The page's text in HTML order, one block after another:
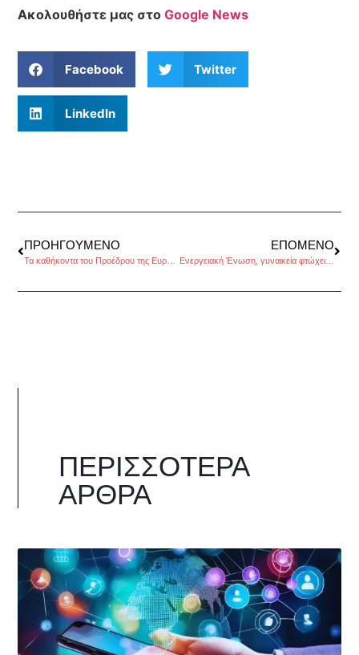
Ακολουθήστε μας στοGoogle News
Facebook Twitter
LinkedIn
ΠΡΟΗΓΟΎΜΕΝΟ ΕΠΌΜΕΝΟ
Ενεργειακή Ένωση, γυναικεία φτώχεια, Ψηφιακή Ενιαία Αγορά στην Ατζέντα του ΕΚ
ΠΕΡΙΣΣΌΤΕΡΑ
ΆΡΘΡΑ